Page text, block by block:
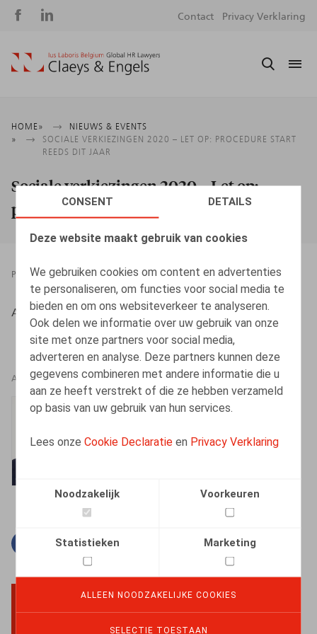
CONSENT DETAILS
Deze website maakt gebruik van cookies
We gebruiken cookies om content en advertenties
te personaliseren, om functies voor social media te
bieden en om ons websiteverkeer te analyseren.
Ook delen we informatie over uw gebruik van onze
site met onze partners voor social media,
adverteren en analyse. Deze partners kunnen deze
gegevens combineren met andere informatie die u
aan ze heeft verstrekt of die ze hebben verzameld
op basis van uw gebruik van hun services.
Lees onzeCookie Declaratie en Privacy Verklaring
Noodzakelijk Voorkeuren
Statistieken Marketing
ALLEEN NOODZAKELIJKE COOKIES
SELECTIE TOESTAAN
Social
Contact Privacy Verklaring
Kruimelpad
HOME
NIEUWS & EVENTS
SOCIALE VERKIEZINGEN 2020 – LET OP: PROCEDURE START
REEDS DIT JAAR
Sociale verkiezingen 2020 – Let op:
procedure start reeds dit jaar
PRESSROOM 01.05.2019
Adriaens, B., OndernemersUp2Date, mei 2019
AUTEURS
Bart Adriaens
Facebook
TwitterLinkedin